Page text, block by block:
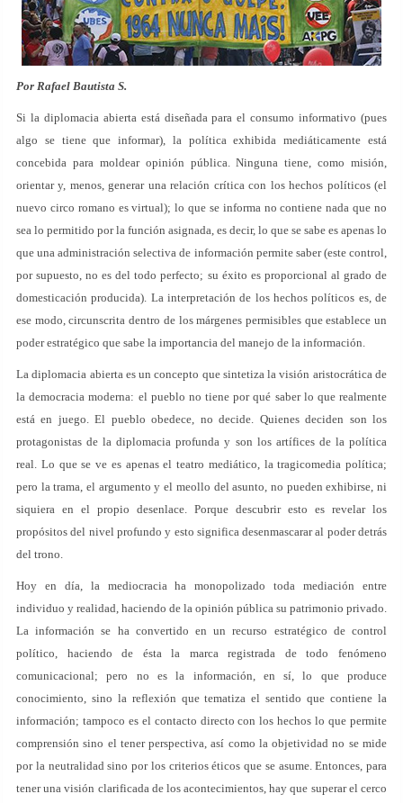
Por Rafael Bautista S.
Si la diplomacia abierta está diseñada para el consumo informativo (pues
algo se tiene que informar), la política exhibida mediáticamente está
concebida para moldear opinión pública. Ninguna tiene, como misión,
orientar y, menos, generar una relación crítica con los hechos políticos (el
nuevo circo romano es virtual); lo que se informa no contiene nada que no
sea lo permitido por la función asignada, es decir, lo que se sabe es apenas lo
que una administración selectiva de información permite saber (este control,
por supuesto, no es del todo perfecto; su éxito es proporcional al grado de
domesticación producida). La interpretación de los hechos políticos es, de
ese modo, circunscrita dentro de los márgenes permisibles que establece un
poder estratégico que sabe la importancia del manejo de la información.
La diplomacia abierta es un concepto que sintetiza la visión aristocrática de
la democracia moderna: el pueblo no tiene por qué saber lo que realmente
está en juego. El pueblo obedece, no decide. Quienes deciden son los
protagonistas de la diplomacia profunda y son los artífices de la política
real. Lo que se ve es apenas el teatro mediático, la tragicomedia política;
pero la trama, el argumento y el meollo del asunto, no pueden exhibirse, ni
siquiera en el propio desenlace. Porque descubrir esto es revelar los
propósitos del nivel profundo y esto significa desenmascarar al poder detrás
del trono.
Hoy en día, la mediocracia ha monopolizado toda mediación entre
individuo y realidad, haciendo de la opinión pública su patrimonio privado.
La información se ha convertido en un recurso estratégico de control
político, haciendo de ésta la marca registrada de todo fenómeno
comunicacional; pero no es la información, en sí, lo que produce
conocimiento, sino la reflexión que tematiza el sentido que contiene la
información; tampoco es el contacto directo con los hechos lo que permite
comprensión sino el tener perspectiva, así como la objetividad no se mide
por la neutralidad sino por los criterios éticos que se asume. Entonces, para
tener una visión clarificada de los acontecimientos, hay que superar el cerco